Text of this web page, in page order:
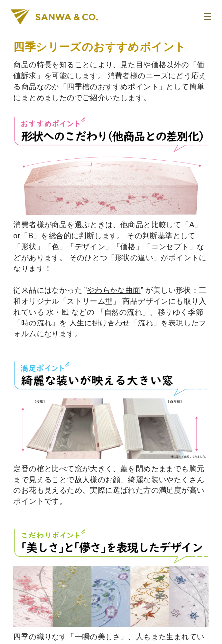
四季シリーズのおすすめポイント
商品の特長を知ることにより、見た目や価格以外の「価
値訴求」を可能にします。
消費者様のニーズにどう応え
る商品なのか「四季棺のおすすめポイント」として簡単
にまとめましたのでご紹介いたします。
消費者様が商品を選ぶときは、他商品と比較して「A」
or「B」を総合的に判断します。 その判断基準として
「形状」「色」「デザイン」「価格」「コンセプト」な
どがあります。 そのひとつ「形状の違い」がポイントに
なります！
従来品にはなかった ”やわらかな曲面” が美しい形状：三
和オリジナル「ストリーム型」
商品デザインにも取り入
れている 水・風 などの 「自然の流れ」、移りゆく季節
「時の流れ」を 人生に掛け合わせ「流れ」を表現したフ
ォルムになります。
定番の棺と比べて窓が大きく、蓋を閉めたままでも胸元
まで見えることで故人様のお顔、綺麗な装いやたくさん
のお花も見えるため、実際に選ばれた方の満足度が高い
ポイントです。
四季の織りなす「一瞬の美しさ」、人もまた生まれてい